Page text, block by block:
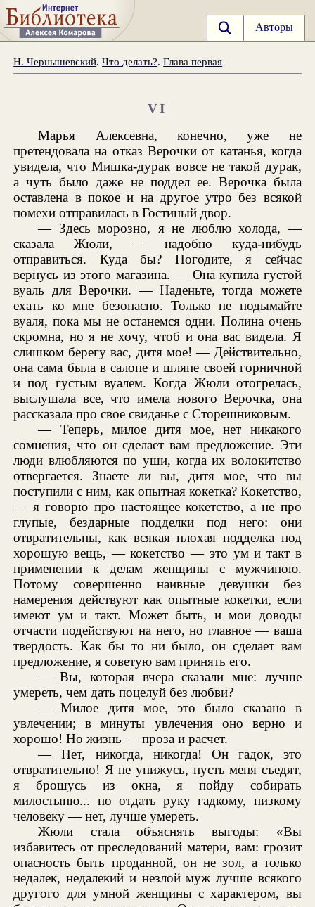
Авторы
Н. Чернышевский.Что делать?.Глава первая
VI
Марья Алексевна, конечно, уже не
претендовала на отказ Верочки от катанья, когда
увидела, что Мишка-дурак вовсе не такой дурак,
а чуть было даже не поддел ее. Верочка была
оставлена в покое и на другое утро без всякой
помехи отправилась в Гостиный двор.
— Здесь морозно, я не люблю холода, —
сказала Жюли, — надобно куда-нибудь
отправиться. Куда бы? Погодите, я сейчас
вернусь из этого магазина. — Она купила густой
вуаль для Верочки. — Наденьте, тогда можете
ехать ко мне безопасно. Только не подымайте
вуаля, пока мы не останемся одни. Полина очень
скромна, но я не хочу, чтоб и она вас видела. Я
слишком берегу вас, дитя мое! — Действительно,
она сама была в салопе и шляпе своей горничной
и под густым вуалем. Когда Жюли отогрелась,
выслушала все, что имела нового Верочка, она
рассказала про свое свиданье с Сторешниковым.
— Теперь, милое дитя мое, нет никакого
сомнения, что он сделает вам предложение. Эти
люди влюбляются по уши, когда их волокитство
отвергается. Знаете ли вы, дитя мое, что вы
поступили с ним, как опытная кокетка? Кокетство,
— я говорю про настоящее кокетство, а не про
глупые, бездарные подделки под него: они
отвратительны, как всякая плохая подделка под
хорошую вещь, — кокетство — это ум и такт в
применении к делам женщины с мужчиною.
Потому совершенно наивные девушки без
намерения действуют как опытные кокетки, если
имеют ум и такт. Может быть, и мои доводы
отчасти подействуют на него, но главное — ваша
твердость. Как бы то ни было, он сделает вам
предложение, я советую вам принять его.
— Вы, которая вчера сказали мне: лучше
умереть, чем дать поцелуй без любви?
— Милое дитя мое, это было сказано в
увлечении; в минуты увлечения оно верно и
хорошо! Но жизнь — проза и расчет.
— Нет, никогда, никогда! Он гадок, это
отвратительно! Я не унижусь, пусть меня съедят,
я брошусь из окна, я пойду собирать
милостыню... но отдать руку гадкому, низкому
человеку — нет, лучше умереть.
Жюли стала объяснять выгоды: «Вы
избавитесь от преследований матери, вам: грозит
опасность быть проданной, он не зол, а только
недалек, недалекий и незлой муж лучше всякого
другого для умной женщины с характером, вы